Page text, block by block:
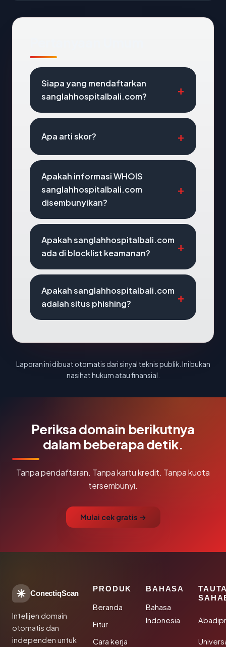
Siapa yang mendaftarkan
sanglahhospitalbali.com?
Apa arti skor?
Apakah informasi WHOIS
sanglahhospitalbali.com
disembunyikan?
Apakah sanglahhospitalbali.com
ada di blocklist keamanan?
Apakah sanglahhospitalbali.com
adalah situs phishing?
Laporan ini dibuat otomatis dari sinyal teknis publik. Ini bukan
nasihat hukum atau finansial.
Periksa domain berikutnya
dalam beberapa detik.
Tanpa pendaftaran. Tanpa kartu kredit. Tanpa kuota
tersembunyi.
Mulai cek gratis →
ConectiqScan
Intelijen domain
otomatis dan
independen untuk
PRODUK
Beranda
Fitur
Cara kerja
BAHASA
Bahasa
Indonesia